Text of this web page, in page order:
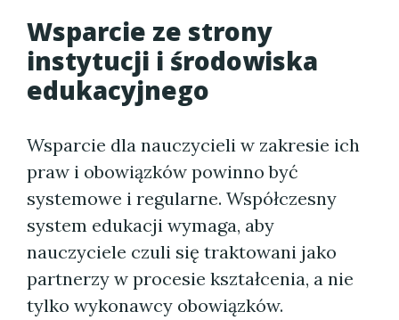
Wsparcie ze strony
instytucji i środowiska
edukacyjnego
Wsparcie dla nauczycieli w zakresie ich
praw i obowiązków powinno być
systemowe i regularne. Współczesny
system edukacji wymaga, aby
nauczyciele czuli się traktowani jako
partnerzy w procesie kształcenia, a nie
tylko wykonawcy obowiązków.